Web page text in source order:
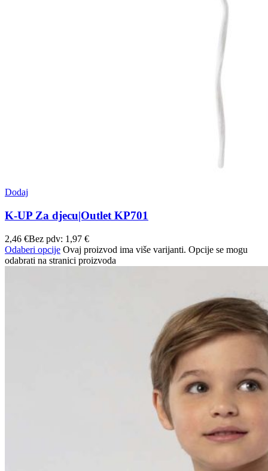
Dodaj
K-UP Za djecu|Outlet KP701
2,46 €Bez pdv: 1,97 €
Odaberi opcije Ovaj proizvod ima više varijanti. Opcije se mogu
odabrati na stranici proizvoda